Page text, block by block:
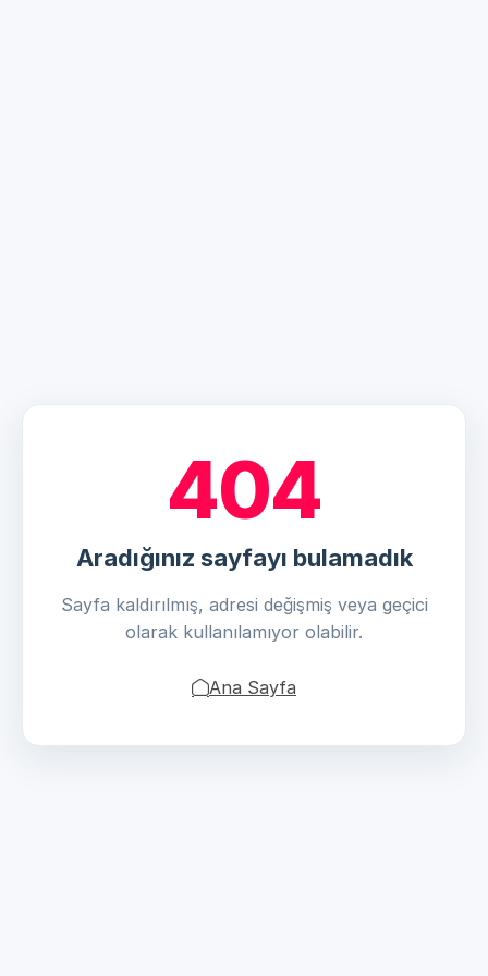
404
Aradığınız sayfayı bulamadık
Sayfa kaldırılmış, adresi değişmiş veya geçici
olarak kullanılamıyor olabilir.
Ana Sayfa